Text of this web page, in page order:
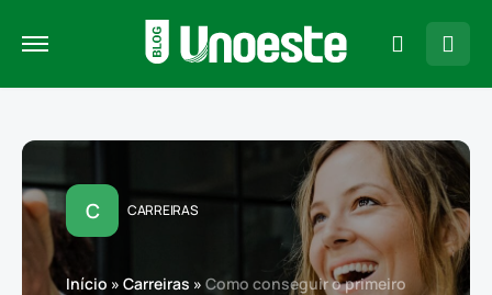
C CARREIRAS
Início » Carreiras » Como conseguir o primeiro